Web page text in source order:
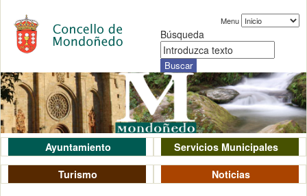
Menu
Búsqueda
Ayuntamiento
Servicios Municipales
Turismo
Noticias